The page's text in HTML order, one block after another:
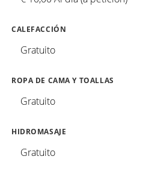
CALEFACCIÓN
Gratuito
ROPA DE CAMA Y TOALLAS
Gratuito
HIDROMASAJE
Gratuito